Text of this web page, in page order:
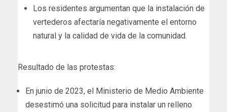
Los residentes argumentan que la instalación de
vertederos afectaría negativamente el entorno
natural y la calidad de vida de la comunidad.
Resultado de las protestas:
En junio de 2023, el Ministerio de Medio Ambiente
desestimó una solicitud para instalar un relleno